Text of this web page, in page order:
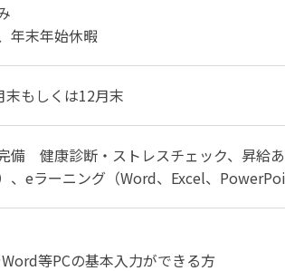
年末年始休暇
末もしくは12月末
備 健康診断・ストレスチェック、昇給
、eラーニング（Word、Excel、
Word等PCの基本入力ができる方